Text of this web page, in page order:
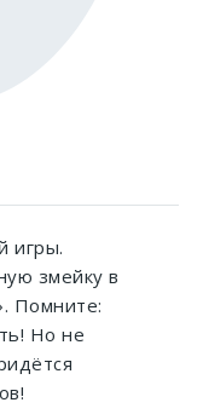
игры.
змейку в
Помните:
Но не